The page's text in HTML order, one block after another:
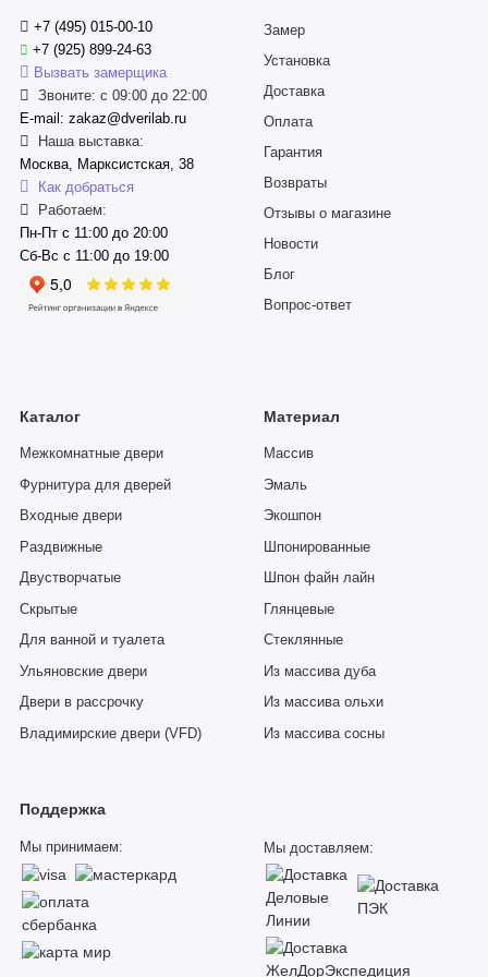
+7 (495) 015-00-10
+7 (925) 899-24-63
Вызвать замерщика
Звоните: с 09:00 до 22:00
E-mail: zakaz@dverilab.ru
Наша выставка:
Москва, Марксистская, 38
Как добраться
Работаем:
Пн-Пт с 11:00 до 20:00
Сб-Вс с 11:00 до 19:00
Замер
Установка
Доставка
Оплата
Гарантия
Возвраты
Отзывы о магазине
Новости
Блог
Вопрос-ответ
Каталог
Межкомнатные двери
Фурнитура для дверей
Входные двери
Раздвижные
Двустворчатые
Скрытые
Для ванной и туалета
Ульяновские двери
Двери в рассрочку
Владимирские двери (VFD)
Материал
Массив
Эмаль
Экошпон
Шпонированные
Шпон файн лайн
Глянцевые
Стеклянные
Из массива дуба
Из массива ольхи
Из массива сосны
Поддержка
Мы принимаем: Мы доставляем: